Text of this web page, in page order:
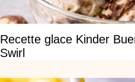
Recette glace Kinder
Swirl